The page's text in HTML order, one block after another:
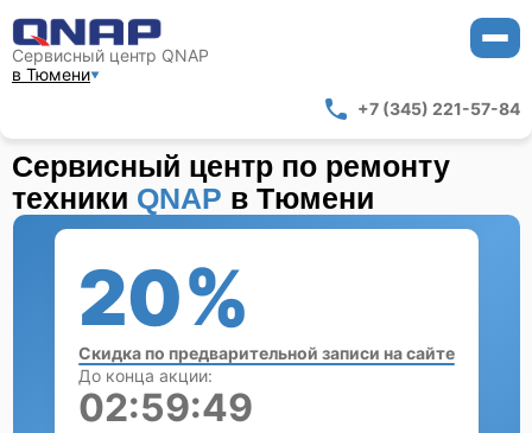
Сервисный центр QNAP
в Тюмени
+7 (345) 221-57-84
Сервисный центр по ремонту
техники QNAP в Тюмени
20%
Скидка по предварительной записи на сайте
До конца акции:
02:59:48